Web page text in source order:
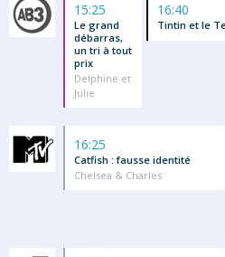
15:25
Le grand
débarras,
un tri à tout
prix
Delphine et
Julie
16:40
Tintin et le
16:25
Catfish : fausse identité
Chelsea & Charles